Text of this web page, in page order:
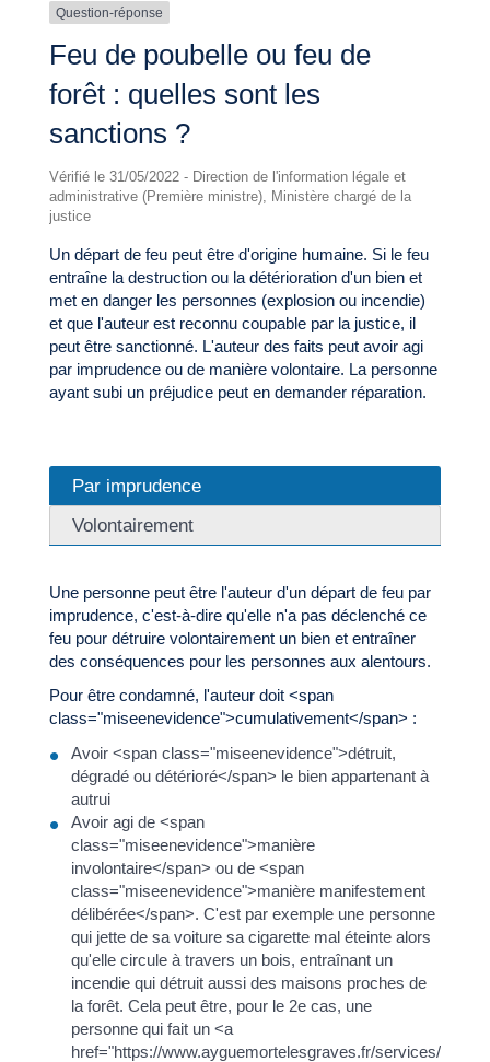
Question-réponse
Feu de poubelle ou feu de
forêt : quelles sont les
sanctions ?
Vérifié le 31/05/2022 - Direction de l'information légale et
administrative (Première ministre), Ministère chargé de la
justice
Un départ de feu peut être d'origine humaine. Si le feu
entraîne la destruction ou la détérioration d'un bien et
met en danger les personnes (explosion ou incendie)
et que l'auteur est reconnu coupable par la justice, il
peut être sanctionné. L'auteur des faits peut avoir agi
par imprudence ou de manière volontaire. La personne
ayant subi un préjudice peut en demander réparation.
Par imprudence
Volontairement
Une personne peut être l'auteur d'un départ de feu par
imprudence, c'est-à-dire qu'elle n'a pas déclenché ce
feu pour détruire volontairement un bien et entraîner
des conséquences pour les personnes aux alentours.
Pour être condamné, l'auteur doit <span
class="miseenevidence">cumulativement</span> :
Avoir <span class="miseenevidence">détruit,
dégradé ou détérioré</span> le bien appartenant à
autrui
Avoir agi de <span
class="miseenevidence">manière
involontaire</span> ou de <span
class="miseenevidence">manière manifestement
délibérée</span>. C'est par exemple une personne
qui jette de sa voiture sa cigarette mal éteinte alors
qu'elle circule à travers un bois, entraînant un
incendie qui détruit aussi des maisons proches de
la forêt. Cela peut être, pour le 2e cas, une
personne qui fait un <a
href="https://www.ayguemortelesgraves.fr/services/